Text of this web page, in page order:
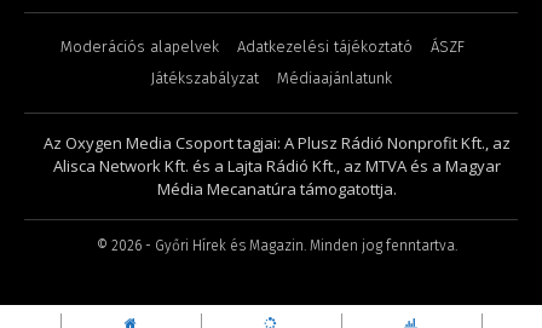
Moderációs alapelvek Adatkezelési tájékoztató
ÁSZF
Játékszabályzat
Médiaajánlatunk
Az Oxygen Media Csoport tagjai: A Plusz Rádió Nonprofit Kft., az
Alisca Network Kft. és a Lajta Rádió Kft., az MTVA és a Magyar
Média Mecanatúra támogatottja.
© 2026 - Győri Hírek és Magazin. Minden jog fenntartva.